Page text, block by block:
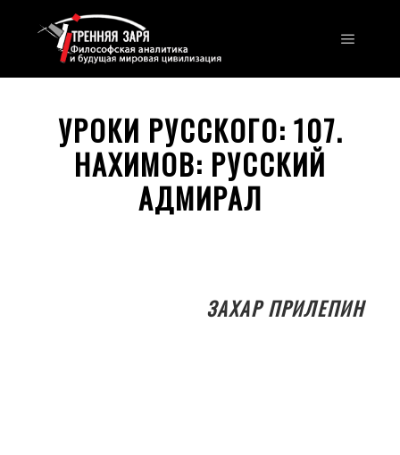
УРОКИ РУССКОГО: 107.
НАХИМОВ: РУССКИЙ
АДМИРАЛ
ЗАХАР ПРИЛЕПИН